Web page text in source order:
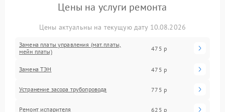
Цены на услуги ремонта
Цены актуальны на текущую дату 10.08.2026
Замена платы управления (мат.платы,
мейн платы)
475 р
Замена ТЭН 475 р
Устранение засора трубопровода 775 р
Ремонт испарителя 625 р